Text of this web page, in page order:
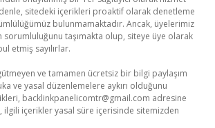
sitedeki içerikleri proaktif olarak denetleme
bulunmamaktadır. Ancak, üyelerimiz
sorumluluğunu taşımakta olup, siteye üye olarak
etmiş sayılırlar.
ve tamamen ücretsiz bir bilgi paylaşım
ve yasal düzenlemelere aykırı olduğunu
backlinkpanelicomtr@gmail.com adresine
içerikler yasal süre içerisinde sitemizden